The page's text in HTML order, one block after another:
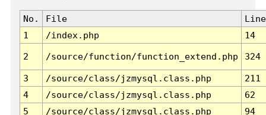
No. File
Line
1
/index.php 14
2 /source/function/function_extend.php 324
3 /source/class/jzmysql.class.php
211
4
/source/class/jzmysql.class.php
62
5
/source/class/jzmysql.class.php
94